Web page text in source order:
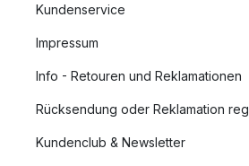
Kundenservice
Impressum
Info - Retouren und Reklamationen
Rücksendung oder Reklamation
Kundenclub & Newsletter